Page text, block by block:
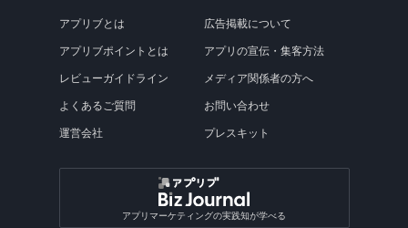
アプリブとは
アプリブポイントとは
レビューガイドライン
よくあるご質問
運営会社
広告掲載について
アプリの宣伝・集客方法
メディア関係者の方へ
お問い合わせ
プレスキット
アプリマーケティングの実践知が学べる